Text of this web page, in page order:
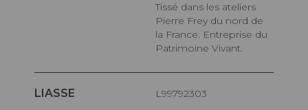
Tissé dans les ateliers
Pierre Frey du nord de
la France. Entreprise du
Patrimoine Vivant.
LIASSE L99792303